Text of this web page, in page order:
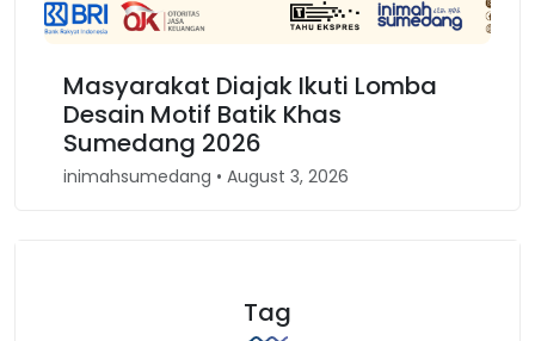
Masyarakat Diajak Ikuti Lomba
Desain Motif Batik Khas
Sumedang 2026
inimahsumedang • August 3, 2026
Tag